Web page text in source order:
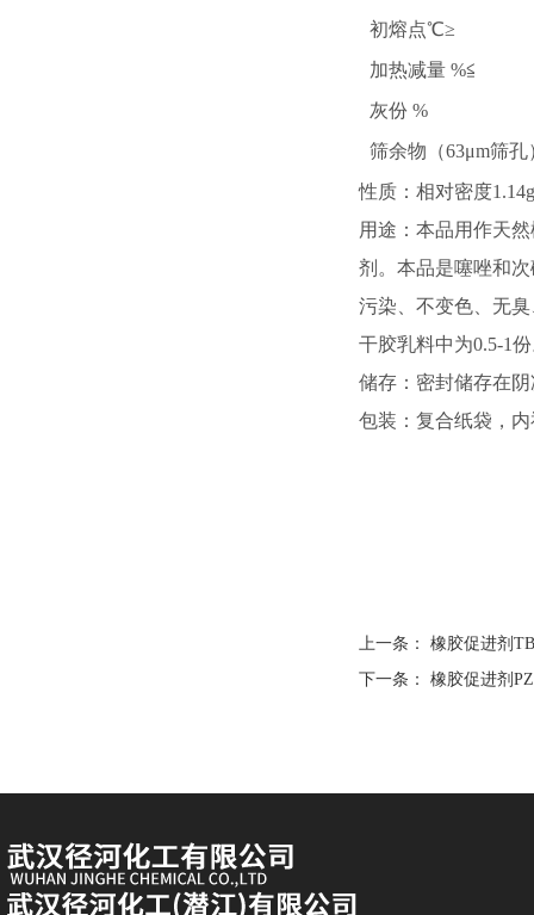
初熔点℃≥
加热减量 %≦
灰份 %
筛余物（63μm筛孔
性质：相对密度
用途：本品用作天
剂。本品是噻唑和
污染、不变色、无
干胶乳料中为0.5-1
储存：密封储存在
包装：复合纸袋，
上一条：橡胶促进剂
下一条：橡胶促进剂